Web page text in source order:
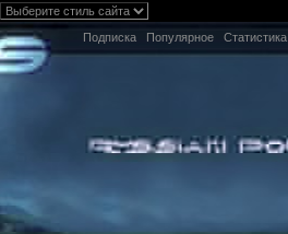
Подписка Популярное Статистика